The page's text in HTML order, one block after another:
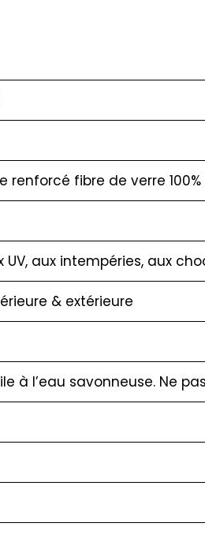
renforcé fibre de verre
UV, aux intempéries, aux
& extérieure
à l’eau savonneuse. Ne